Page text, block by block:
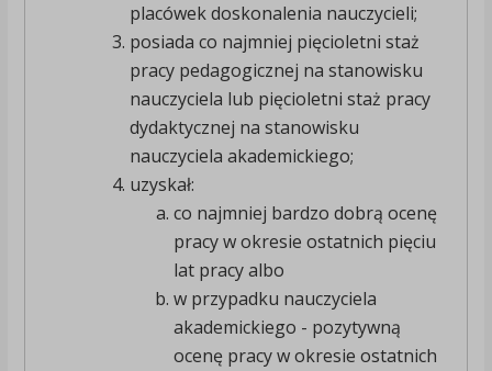
placówek doskonalenia nauczycieli;
posiada co najmniej pięcioletni staż
pracy pedagogicznej na stanowisku
nauczyciela lub pięcioletni staż pracy
dydaktycznej na stanowisku
nauczyciela akademickiego;
uzyskał:
co najmniej bardzo dobrą ocenę
pracy w okresie ostatnich pięciu
lat pracy albo
w przypadku nauczyciela
akademickiego - pozytywną
ocenę pracy w okresie ostatnich